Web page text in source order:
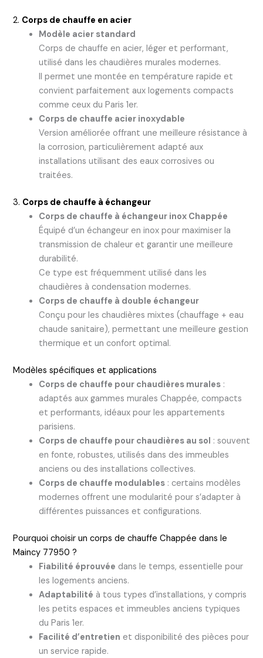
2. Corps de chauffe en acier
Modèle acier standard
Corps de chauffe en acier, léger et performant,
utilisé dans les chaudières murales modernes.
Il permet une montée en température rapide et
convient parfaitement aux logements compacts
comme ceux du Paris 1er.
Corps de chauffe acier inoxydable
Version améliorée offrant une meilleure résistance à
la corrosion, particulièrement adapté aux
installations utilisant des eaux corrosives ou
traitées.
3. Corps de chauffe à échangeur
Corps de chauffe à échangeur inox Chappée
Équipé d’un échangeur en inox pour maximiser la
transmission de chaleur et garantir une meilleure
durabilité.
Ce type est fréquemment utilisé dans les
chaudières à condensation modernes.
Corps de chauffe à double échangeur
Conçu pour les chaudières mixtes (chauffage + eau
chaude sanitaire), permettant une meilleure gestion
thermique et un confort optimal.
Modèles spécifiques et applications
Corps de chauffe pour chaudières murales:
adaptés aux gammes murales Chappée, compacts
et performants, idéaux pour les appartements
parisiens.
Corps de chauffe pour chaudières au sol : souvent
en fonte, robustes, utilisés dans des immeubles
anciens ou des installations collectives.
Corps de chauffe modulables: certains modèles
modernes offrent une modularité pour s’adapter à
différentes puissances et configurations.
Pourquoi choisir un corps de chauffe Chappée dans le
Maincy 77950 ?
Fiabilité éprouvée dans le temps, essentielle pour
les logements anciens.
Adaptabilité à tous types d’installations, y compris
les petits espaces et immeubles anciens typiques
du Paris 1er.
Facilité d’entretien et disponibilité des pièces pour
un service rapide.